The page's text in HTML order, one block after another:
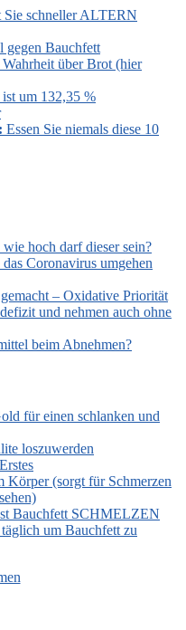
Sie schneller ALTERN
gegen Bauchfett
über Brot (hier
um 132,35 %
Essen Sie niemals diese 10
hoch darf dieser sein?
Coronavirus umgehen
– Oxidative Priorität
und nehmen auch ohne
beim Abnehmen?
für einen schlanken und
loszuwerden
Körper (sorgt für Schmerzen
Bauchfett SCHMELZEN
um Bauchfett zu